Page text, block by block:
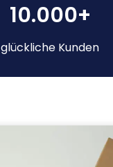
10.000+
glückliche Kunden